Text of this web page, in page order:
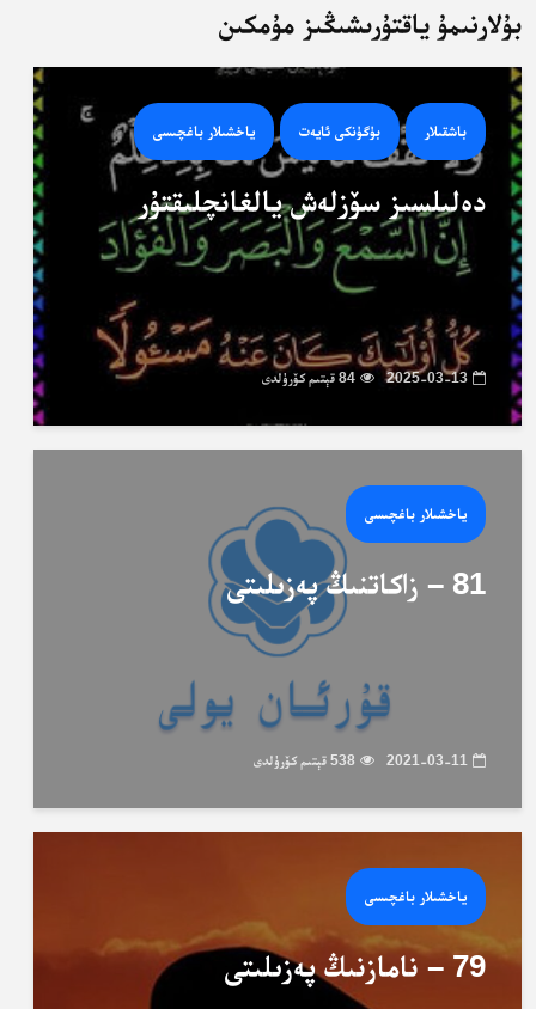
بۇلارنىمۇ ياقتۇرىشىڭىز مۇمكىن
باشقىلار بۈگۈنكى ئايەت ياخشىلار باغچىسى
دەلىلسىز سۆزلەش يالغانچلىقتۇر
2025-03-13 84 قېتىم كۆرۈلدى
ياخشىلار باغچىسى
81 – زاكاتنىڭ پەزىلىتى
2021-03-11 538 قېتىم كۆرۈلدى
ياخشىلار باغچىسى
79 – نامازنىڭ پەزىلىتى